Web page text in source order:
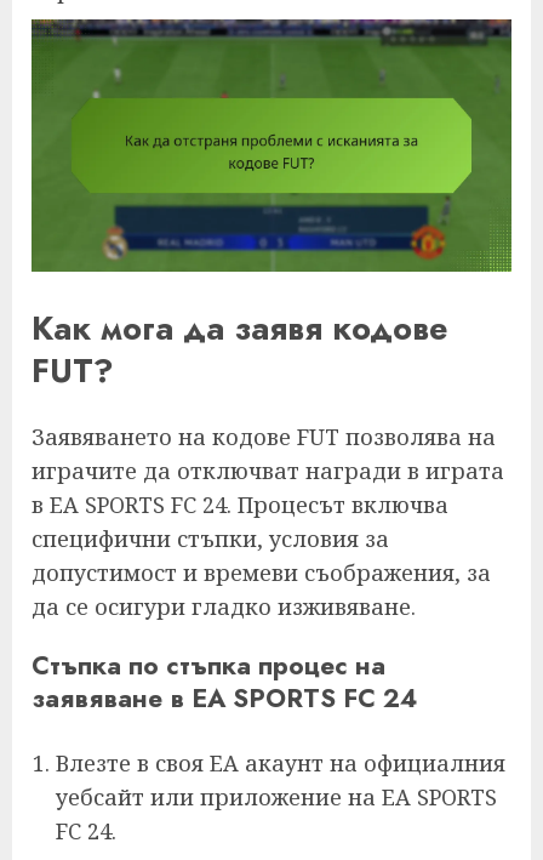
Как мога да заявя кодове
FUT?
Заявяването на кодове FUT позволява на
играчите да отключват награди в играта
в EA SPORTS FC 24. Процесът включва
специфични стъпки, условия за
допустимост и времеви съображения, за
да се осигури гладко изживяване.
Стъпка по стъпка процес на
заявяване в EA SPORTS FC 24
Влезте в своя EA акаунт на официалния
уебсайт или приложение на EA SPORTS
FC 24.